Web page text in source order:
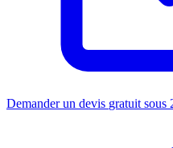
Demander un devis gratuit sous